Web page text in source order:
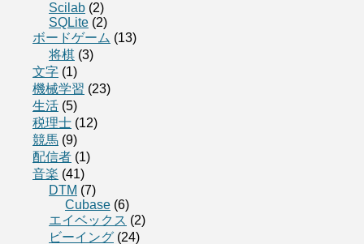
Scilab (2)
SQLite (2)
ボードゲーム (13)
将棋 (3)
文字 (1)
機械学習 (23)
生活 (5)
税理士 (12)
競馬 (9)
配信者 (1)
音楽 (41)
DTM (7)
Cubase (6)
エイベックス (2)
ビーイング (24)